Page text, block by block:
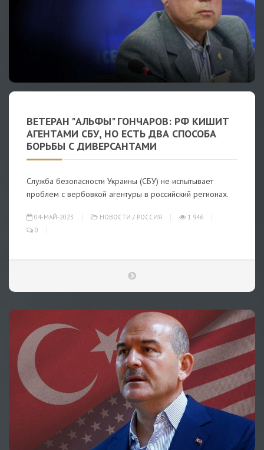
ВЕТЕРАН "АЛЬФЫ" ГОНЧАРОВ: РФ КИШИТ
АГЕНТАМИ СБУ, НО ЕСТЬ ДВА СПОСОБА
БОРЬБЫ С ДИВЕРСАНТАМИ
Служба безопасности Украины (СБУ) не испытывает
проблем с вербовкой агентуры в российский регионах.
04-МАЙ-2023 НОВОСТИ / РОССИЯ
1 946
0